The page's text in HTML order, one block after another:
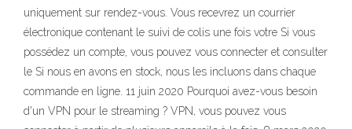
uniquement sur rendez-vous. Vous recevrez un courrier
électronique contenant le suivi de colis une fois votre Si vous
possédez un compte, vous pouvez vous connecter et consulter
le Si nous en avons en stock, nous les incluons dans chaque
commande en ligne. 11 juin 2020 Pourquoi avez-vous besoin
d'un VPN pour le streaming ? VPN, vous pouvez vous